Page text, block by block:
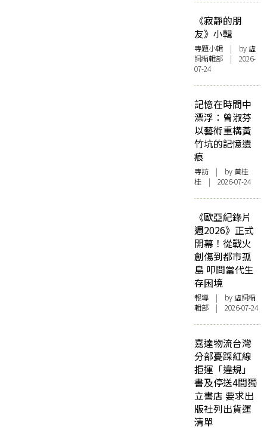
《寂靜的朋
友》小輯
專題小輯 | by 虛
詞編輯部 | 2026-
07-24
記憶在時間中
漂浮：曾淑芬
以藝術重構黃
竹坑的記憶遺
痕
專訪 | by 黃桂
桂 | 2026-07-24
《歐亞紀錄片
週2026》正式
開幕！從戰火
創傷到都市孤
島 叩問當代生
存困境
報導 | by 虛詞編
輯部 | 2026-07-24
嘉達物流台灣
分部憂踩紅線
拒運「違規」
書及停送4間獨
立書店 要求出
版社列出貨運
清單